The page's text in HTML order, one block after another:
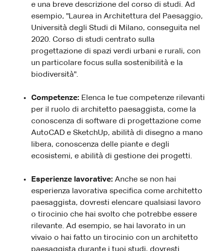
e una breve descrizione del corso di studi. Ad
esempio, "Laurea in Architettura del Paesaggio,
Università degli Studi di Milano, conseguita nel
2020. Corso di studi centrato sulla
progettazione di spazi verdi urbani e rurali, con
un particolare focus sulla sostenibilità e la
biodiversità".
Competenze: Elenca le tue competenze rilevanti
per il ruolo di architetto paesaggista, come la
conoscenza di software di progettazione come
AutoCAD e SketchUp, abilità di disegno a mano
libera, conoscenza delle piante e degli
ecosistemi, e abilità di gestione dei progetti.
Esperienze lavorative: Anche se non hai
esperienza lavorativa specifica come architetto
paesaggista, dovresti elencare qualsiasi lavoro
o tirocinio che hai svolto che potrebbe essere
rilevante. Ad esempio, se hai lavorato in un
vivaio o hai fatto un tirocinio con un architetto